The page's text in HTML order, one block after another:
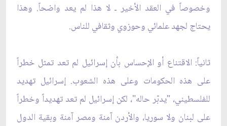
وخصوصاً في العقد الأخير ـ لا هذا لم يعد واضحاً. وهذا
يحتاج لجهد علمائي وحوزوي وثقافي للناس.
ثانياً: الاقتناع أو الإحساس بأن إسرائيل لم تعد تمثل خطراً
على هذه الحكومات وعلى هذه الشعوب. إسرائيل تهديد
للفلسطيني، "يدبّر حاله"، لكن إسرائيل لم تعد تهديداً وخطراً
على لبنان ولا سوريا، والأردن آمنة ومصر آمنة وبقية الدول